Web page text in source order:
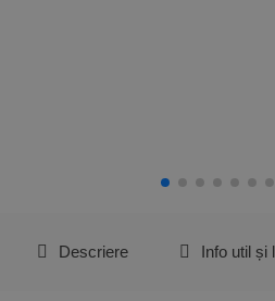
Descriere Info util și